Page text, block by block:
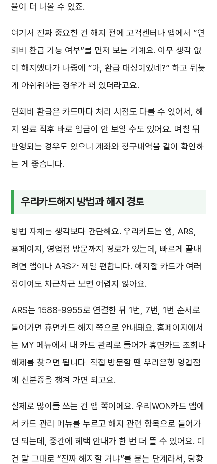
율이 더 나올 수 있죠.
여기서 진짜 중요한 건 해지 전에 고객센터나 앱에서 “연
회비 환급 가능 여부”를 먼저 보는 거예요. 아무 생각 없
이 해지했다가 나중에 “아, 환급 대상이었네?” 하고 뒤늦
게 아쉬워하는 경우가 꽤 있더라고요.
연회비 환급은 카드마다 처리 시점도 다를 수 있어서, 해
지 완료 직후 바로 입금이 안 보일 수도 있어요. 며칠 뒤
반영되는 경우도 있으니 계좌와 청구내역을 같이 확인하
는 게 좋습니다.
우리카드해지 방법과 해지 경로
방법 자체는 생각보다 간단해요. 우리카드는 앱, ARS,
홈페이지, 영업점 방문까지 경로가 있는데, 빠르게 끝내
려면 앱이나 ARS가 제일 편합니다. 해지할 카드가 여러
장이어도 차근차근 보면 어렵지 않아요.
ARS는 1588-9955로 연결한 뒤 1번, 7번, 1번 순서로
들어가면 휴면카드 해지 쪽으로 안내돼요. 홈페이지에서
는 MY 메뉴에서 내 카드 관리로 들어가 휴면카드 조회나
해제를 찾으면 됩니다. 직접 방문할 땐 우리은행 영업점
에 신분증을 챙겨 가면 되고요.
실제로 많이들 쓰는 건 앱 쪽이에요. 우리WON카드 앱에
서 카드 관리 메뉴를 누르고 해지 관련 항목으로 들어가
면 되는데, 중간에 혜택 안내가 한 번 더 뜰 수 있어요. 이
건 말 그대로 “진짜 해지할 거냐”를 묻는 단계라서, 당황